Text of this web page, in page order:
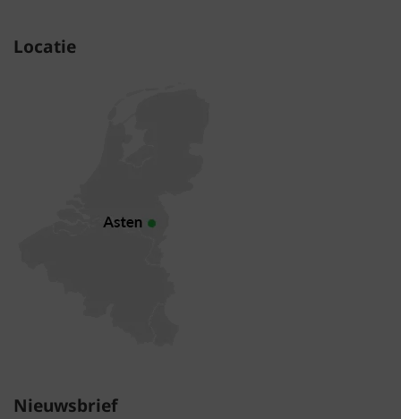
Locatie
Nieuwsbrief